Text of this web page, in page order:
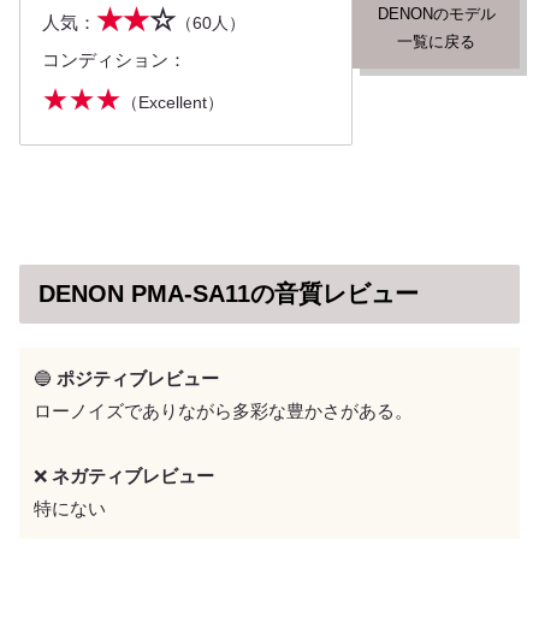
人気： ★★☆ （60人）
コンディション：
★★★ （Excellent）
DENONのモデル
一覧に戻る
DENON PMA-SA11の音質レビュー
🔵 ポジティブレビュー
ローノイズでありながら多彩な豊かさがある。
❌ ネガティブレビュー
特にない